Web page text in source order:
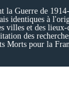
la Guerre de
identiques à
villes et des
des
Morts pour la